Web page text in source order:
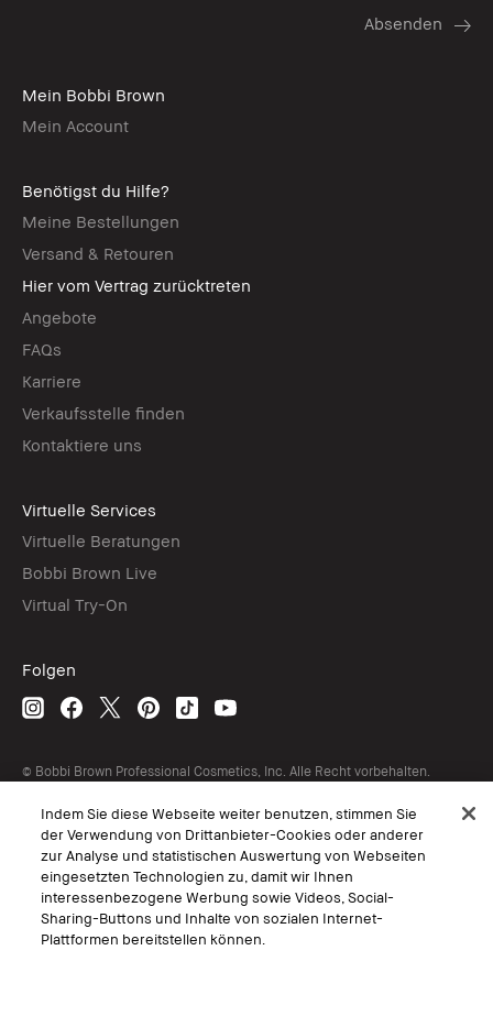
Mein Bobbi Brown
Mein Account
Benötigst du Hilfe?
Meine Bestellungen
Versand & Retouren
Hier vom Vertrag zurücktreten
Angebote
FAQs
Karriere
Verkaufsstelle finden
Kontaktiere uns
Virtuelle Services
Virtuelle Beratungen
Bobbi Brown Live
Virtual Try-On
Folgen
© Bobbi Brown Professional Cosmetics, Inc. Alle Recht vorbehalten.
Interessen-Basierte Werbung
Geschäftsbedingungen
Datenschutzerklärung
Nutzungsbedingungen
Persönliche Einstellungen vornehmen
Indem Sie diese Webseite weiter benutzen, stimmen Sie
der Verwendung von Drittanbieter-Cookies oder anderer
zur Analyse und statistischen Auswertung von Webseiten
eingesetzten Technologien zu, damit wir Ihnen
interessenbezogene Werbung sowie Videos, Social-
Sharing-Buttons und Inhalte von sozialen Internet-
Plattformen bereitstellen können.